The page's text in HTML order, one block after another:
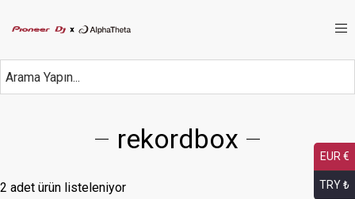
rekordbox
2 adet ürün listeleniyor
EUR €
TRY ₺